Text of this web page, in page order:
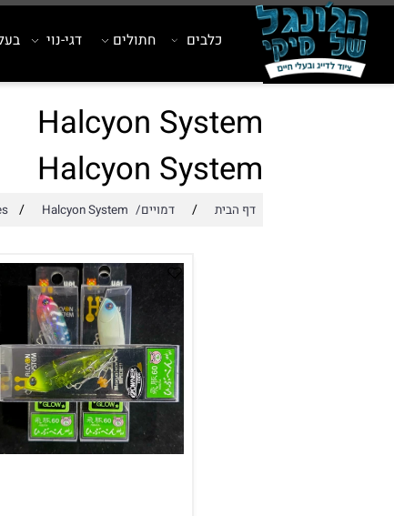
כלבים חתולים דגי-נוי בעלי כנף
Halcyon System
Halcyon System
/ דמויים/Lures / Halcyon System